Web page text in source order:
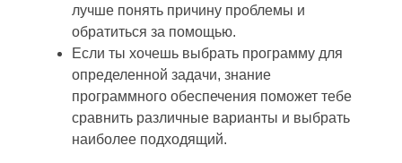
лучше понять причину проблемы и
обратиться за помощью.
Если ты хочешь выбрать программу для
определенной задачи, знание
программного обеспечения поможет тебе
сравнить различные варианты и выбрать
наиболее подходящий.